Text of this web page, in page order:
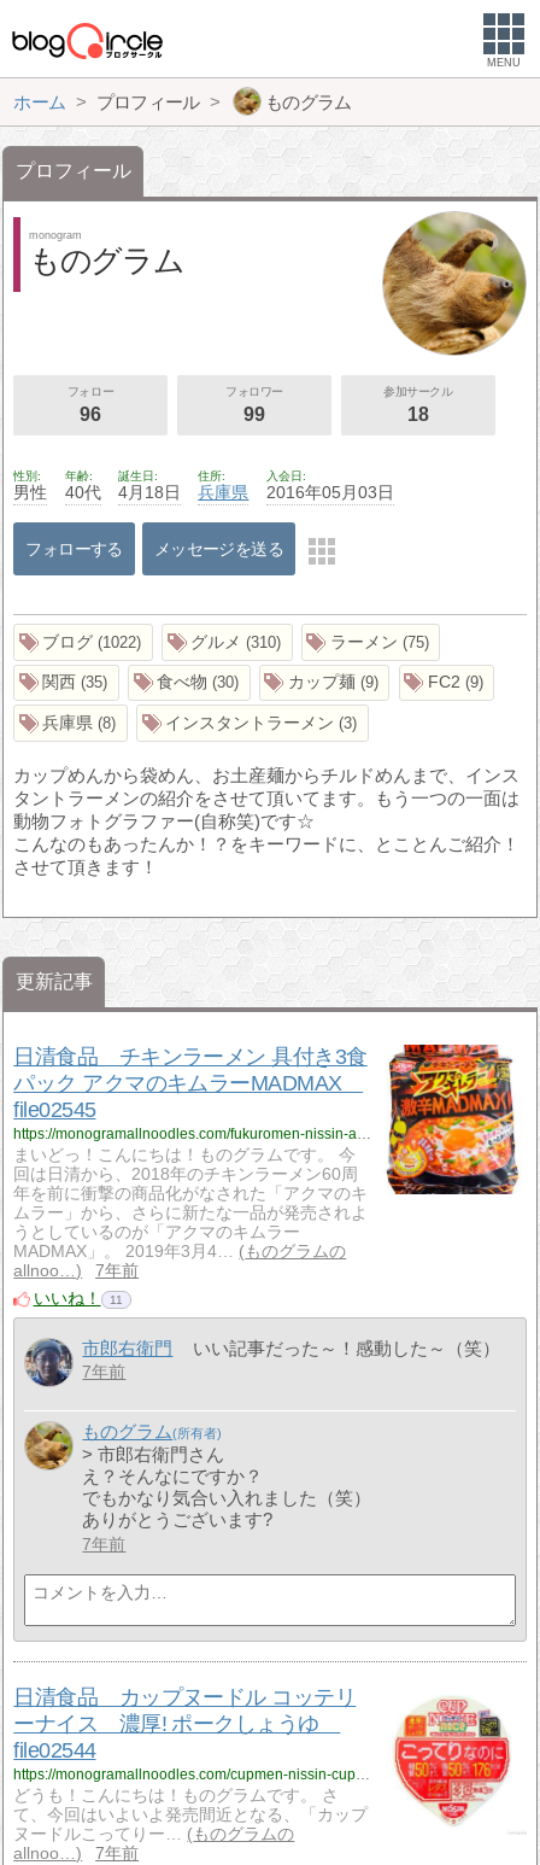
MENU
ホーム プロフィール ものグラム
プロフィール
monogram
ものグラム
フォロー
96
フォロワー
99
参加サークル
18
性別
男性
年齢
40代
誕生日
4月18日
住所
兵庫県
入会日
2016年05月03日
フォローする メッセージを送る
ブログ 1022 グルメ 310 ラーメン 75
関西 35 食べ物 30 カップ麺 9 FC2 9
兵庫県 8 インスタントラーメン 3
カップめんから袋めん、お土産麺からチルドめんまで、インス
タントラーメンの紹介をさせて頂いてます。もう一つの一面は
動物フォトグラファー(自称笑)です☆
こんなのもあったんか！？をキーワードに、とことんご紹介！
させて頂きます！
更新記事
日清食品 チキンラーメン 具付き3食
パック アクマのキムラーMADMAX
file02545
https://monogramallnoodles.com/fukuromen-nissin-akumanokimura-madmax-02545/
まいどっ！こんにちは！ものグラムです。 今
回は日清から、2018年のチキンラーメン60周
年を前に衝撃の商品化がなされた「アクマのキ
ムラー」から、さらに新たな一品が発売されよ
うとしているのが「アクマのキムラー
MADMAX」。 2019年3月4…
ものグラムの
allnoo…
7年前
いいね！
11
市郎右衛門 いい記事だった～！感動した～（笑）
7年前
ものグラム
> 市郎右衛門さん
え？そんなにですか？
でもかなり気合い入れました（笑）
ありがとうございます?
7年前
日清食品 カップヌードル コッテリ
ーナイス 濃厚! ポークしょうゆ
file02544
https://monogramallnoodles.com/cupmen-nissin-cupnoodleniceshoyu-02544/
どうも！こんにちは！ものグラムです。 さ
て、今回はいよいよ発売間近となる、「カップ
ヌードルこってりー…
ものグラムの
allnoo…
7年前